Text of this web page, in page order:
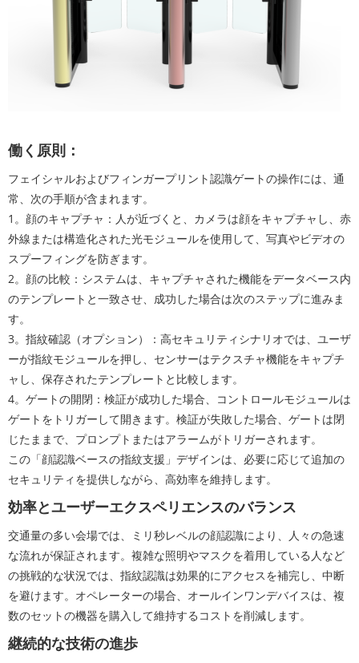
働く原則：
フェイシャルおよびフィンガープリント認識ゲートの操作には、通
常、次の手順が含まれます。
1。顔のキャプチャ：人が近づくと、カメラは顔をキャプチャし、赤
外線または構造化された光モジュールを使用して、写真やビデオの
スプーフィングを防ぎます。
2。顔の比較：システムは、キャプチャされた機能をデータベース内
のテンプレートと一致させ、成功した場合は次のステップに進みま
す。
3。指紋確認（オプション）：高セキュリティシナリオでは、ユーザ
ーが指紋モジュールを押し、センサーはテクスチャ機能をキャプチ
ャし、保存されたテンプレートと比較します。
4。ゲートの開閉：検証が成功した場合、コントロールモジュールは
ゲートをトリガーして開きます。検証が失敗した場合、ゲートは閉
じたままで、プロンプトまたはアラームがトリガーされます。
この「顔認識ベースの指紋支援」デザインは、必要に応じて追加の
セキュリティを提供しながら、高効率を維持します。
効率とユーザーエクスペリエンスのバランス
交通量の多い会場では、ミリ秒レベルの顔認識により、人々の急速
な流れが保証されます。複雑な照明やマスクを着用している人など
の挑戦的な状況では、指紋認識は効果的にアクセスを補完し、中断
を避けます。オペレーターの場合、オールインワンデバイスは、複
数のセットの機器を購入して維持するコストを削減します。
継続的な技術の進歩